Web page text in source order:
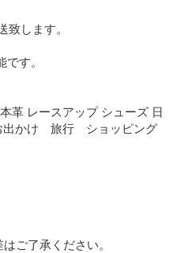
します。
す。
革 レースアップ シューズ 日
かけ　旅行　ショッピング
ご了承ください。